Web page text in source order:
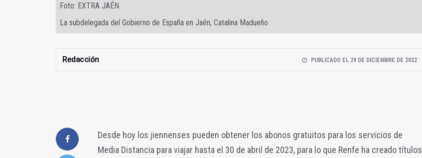
Foto: EXTRA JAÉN
La subdelegada del Gobierno de España en Jaén, Catalina Madueño
Redacción PUBLICADO EL 29 DE DICIEMBRE DE 2022
Desde hoy los jiennenses pueden obtener los abonos gratuitos para los servicios de
Media Distancia para viajar hasta el 30 de abril de 2023, para lo que Renfe ha creado títulos